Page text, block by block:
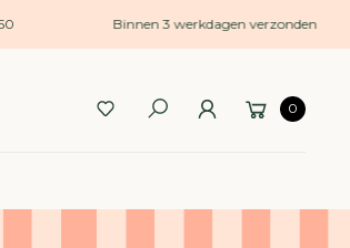
Binnen 3 werkdagen verzonden
0